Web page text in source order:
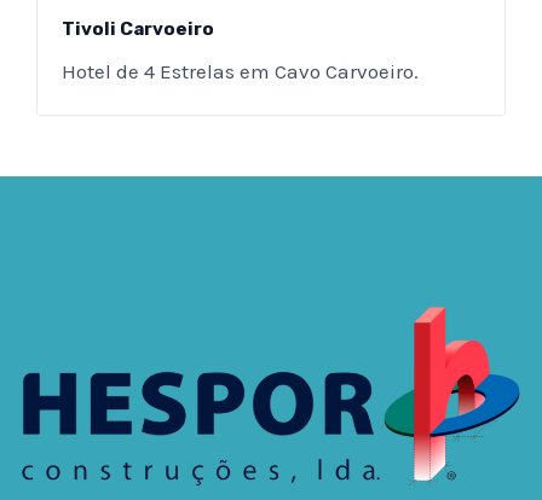
Tivoli Carvoeiro
Hotel de 4 Estrelas em Cavo Carvoeiro.